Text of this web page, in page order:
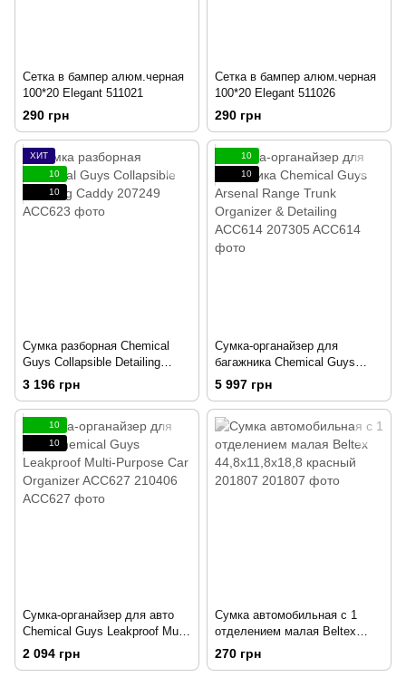
Сетка в бампер алюм.черная
100*20 Elegant 511021
290 грн
Сетка в бампер алюм.черная
100*20 Elegant 511026
290 грн
ХИТ
10
10
Сумка разборная Chemical
Guys Collapsible Detailing
Caddy 207249
3 196 грн
10
10
Сумка-органайзер для
багажника Chemical Guys
Arsenal Range Trunk Organizer
& Detailing ACC614 207305
5 997 грн
10
10
Сумка-органайзер для авто
Chemical Guys Leakproof Multi-
Purpose Car Organizer ACC627
2 094 грн
Сумка автомобильная с 1
отделением малая Beltex
44,8x11,8x18,8 красный
201807
270 грн